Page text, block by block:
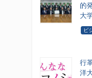
的
大
ビ
行
洋